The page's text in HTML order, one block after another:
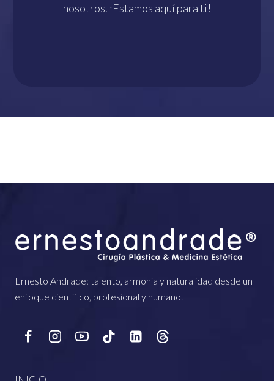
nosotros. ¡Estamos aquí para ti!
¡HAZLO YA!
Ernesto Andrade: talento, armonía y naturalidad desde un
enfoque científico, profesional y humano.